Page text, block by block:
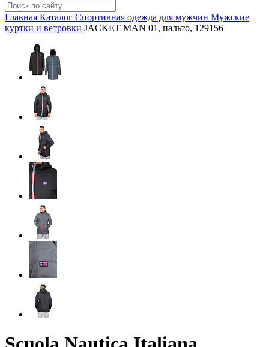
Главная Каталог Спортивная одежда для мужчин Мужские
куртки и ветровки JACKET MAN 01, пальто, 129156